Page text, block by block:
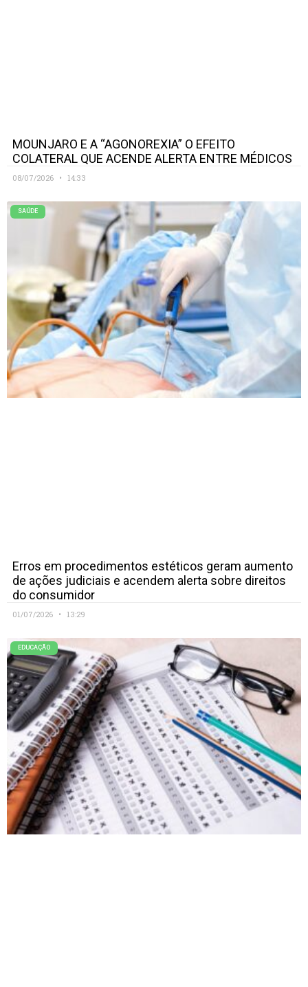
MOUNJARO E A “AGONOREXIA” O EFEITO
COLATERAL QUE ACENDE ALERTA ENTRE MÉDICOS
08/07/2026 14:33
SAÚDE
Erros em procedimentos estéticos geram aumento
de ações judiciais e acendem alerta sobre direitos
do consumidor
01/07/2026 13:29
EDUCAÇÃO